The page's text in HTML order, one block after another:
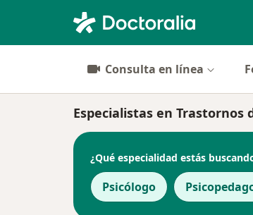
Consulta en línea
Especialistas en Trastornos
¿Qué especialidad estás
Psicólogo